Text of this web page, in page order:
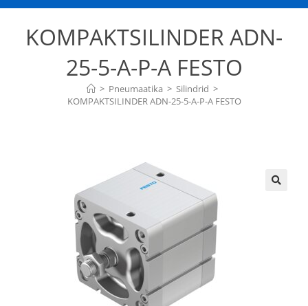
KOMPAKTSILINDER ADN-
25-5-A-P-A FESTO
> Pneumaatika > Silindrid >
KOMPAKTSILINDER ADN-25-5-A-P-A FESTO